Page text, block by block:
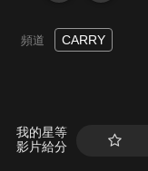
頻道 CARRY
我的星等
影片給分